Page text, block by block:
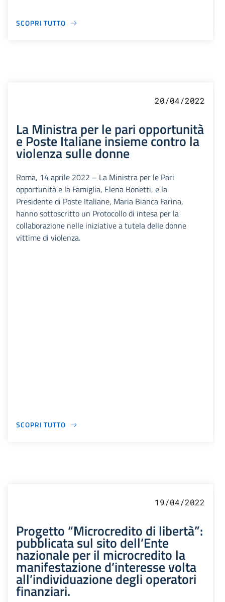
SCOPRI TUTTO
20/04/2022
La Ministra per le pari opportunità
e Poste Italiane insieme contro la
violenza sulle donne
Roma, 14 aprile 2022 – La Ministra per le Pari
opportunità e la Famiglia, Elena Bonetti, e la
Presidente di Poste Italiane, Maria Bianca Farina,
hanno sottoscritto un Protocollo di intesa per la
collaborazione nelle iniziative a tutela delle donne
vittime di violenza.
SCOPRI TUTTO
19/04/2022
Progetto “Microcredito di libertà”:
pubblicata sul sito dell’Ente
nazionale per il microcredito la
manifestazione d’interesse volta
all’individuazione degli operatori
finanziari.